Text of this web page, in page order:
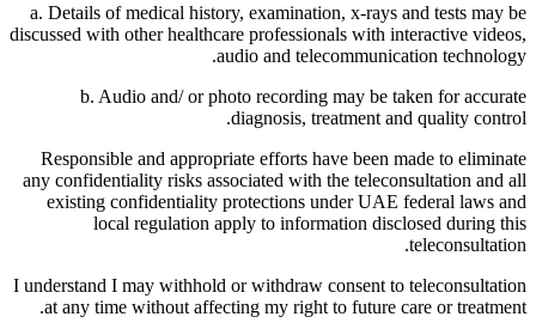
a. Details of medical history, examination, x-rays and tests may be
discussed with other healthcare professionals with interactive videos,
audio and telecommunication technology.
b. Audio and/ or photo recording may be taken for accurate
diagnosis, treatment and quality control.
Responsible and appropriate efforts have been made to eliminate
any confidentiality risks associated with the teleconsultation and all
existing confidentiality protections under UAE federal laws and
local regulation apply to information disclosed during this
teleconsultation.
I understand I may withhold or withdraw consent to teleconsultation
at any time without affecting my right to future care or treatment.